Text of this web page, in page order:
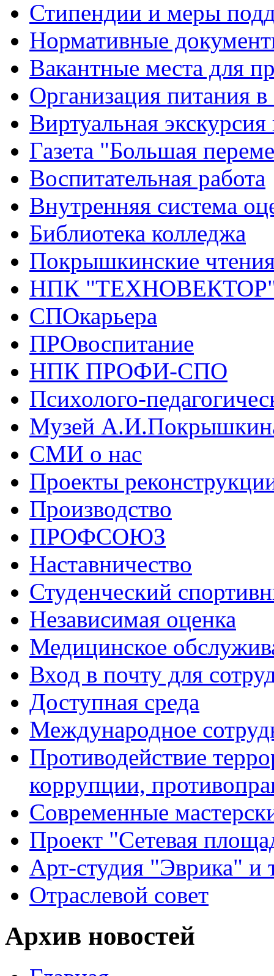
Стипендии и меры
Нормативные
Вакантные места для
Организация питания в
Виртуальная
Газета "Большая
Воспитательная работа
Внутренняя система
Библиотека колледжа
Покрышкинские
НПК
СПОкарьера
ПРОвоспитание
НПК ПРОФИ-СПО
Психолого-
Музей
СМИ о нас
Проекты
Производство
ПРОФСОЮЗ
Наставничество
Студенческий
Независимая оценка
Медицинское
Вход в почту для
Доступная среда
Международное
Противодействие
коррупции,
Современные
Проект "Сетевая
Арт-студия "Эврика" и
Отраслевой совет
Архив новостей